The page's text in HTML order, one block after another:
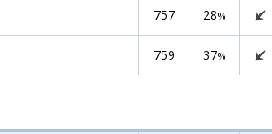
757 28%
759 37%